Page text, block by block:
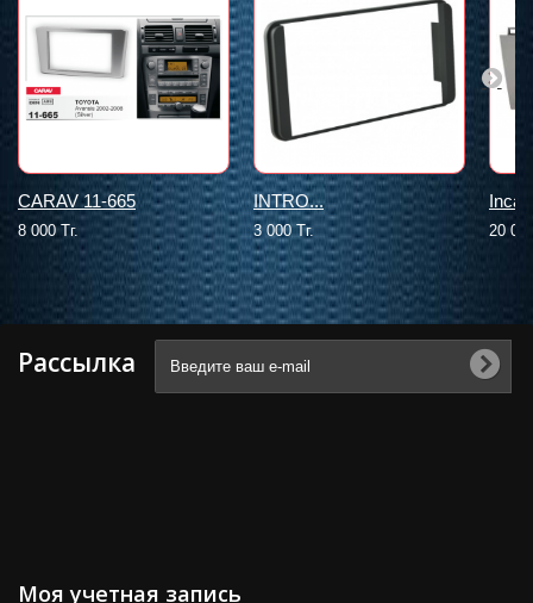
CARAV 11-665
8 000 Тг.
INTRO...
3 000 Тг.
Incar
20
Рассылка
Моя учетная запись